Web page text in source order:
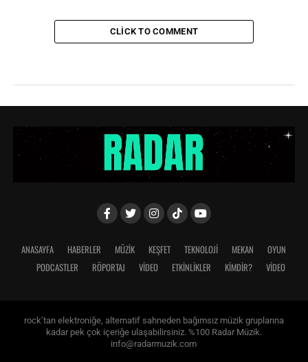
CLICK TO COMMENT
ANASAYFA HABERLER MÜZİK KEŞFET TEKNOLOJİ MEKAN
OYUN
PODCASTLER
RÖPORTAJ VİDEO ETKİNLİKLER KİMDİR? VIDEO
rock’tan elektroniğe, alternatif sahneden bağımsız müzik gruplarına
kadar pek çok içeriğe ulaşabilirsiniz. %100 Radar Müzik.
info@radarmuzik.com